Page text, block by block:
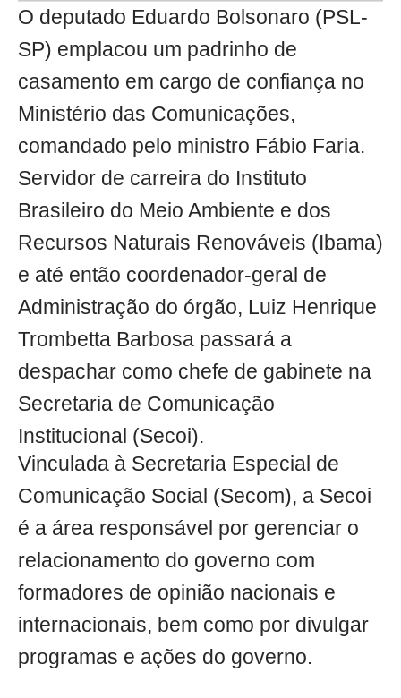
O deputado Eduardo Bolsonaro (PSL-
SP) emplacou um padrinho de
casamento em cargo de confiança no
Ministério das Comunicações,
comandado pelo ministro Fábio Faria.
Servidor de carreira do Instituto
Brasileiro do Meio Ambiente e dos
Recursos Naturais Renováveis (Ibama)
e até então coordenador-geral de
Administração do órgão, Luiz Henrique
Trombetta Barbosa passará a
despachar como chefe de gabinete na
Secretaria de Comunicação
Institucional (Secoi).
Vinculada à Secretaria Especial de
Comunicação Social (Secom), a Secoi
é a área responsável por gerenciar o
relacionamento do governo com
formadores de opinião nacionais e
internacionais, bem como por divulgar
programas e ações do governo.